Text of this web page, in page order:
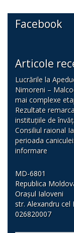
Facebook
Articole
Lucrările la
Nimoreni –
mai complexe
Rezultate
instituțiile de
Consiliul raional
perioada
informare
MD-6801
Republica
Orașul Ialoveni
str. Alexandru cel
026820007